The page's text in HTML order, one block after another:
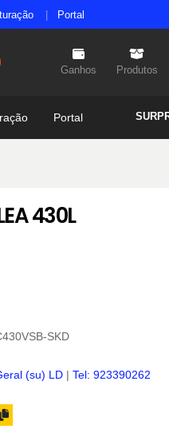
Portal
Ganhos Produtos
Portal
430L
SKD
(su) LD| Tel: 923390262